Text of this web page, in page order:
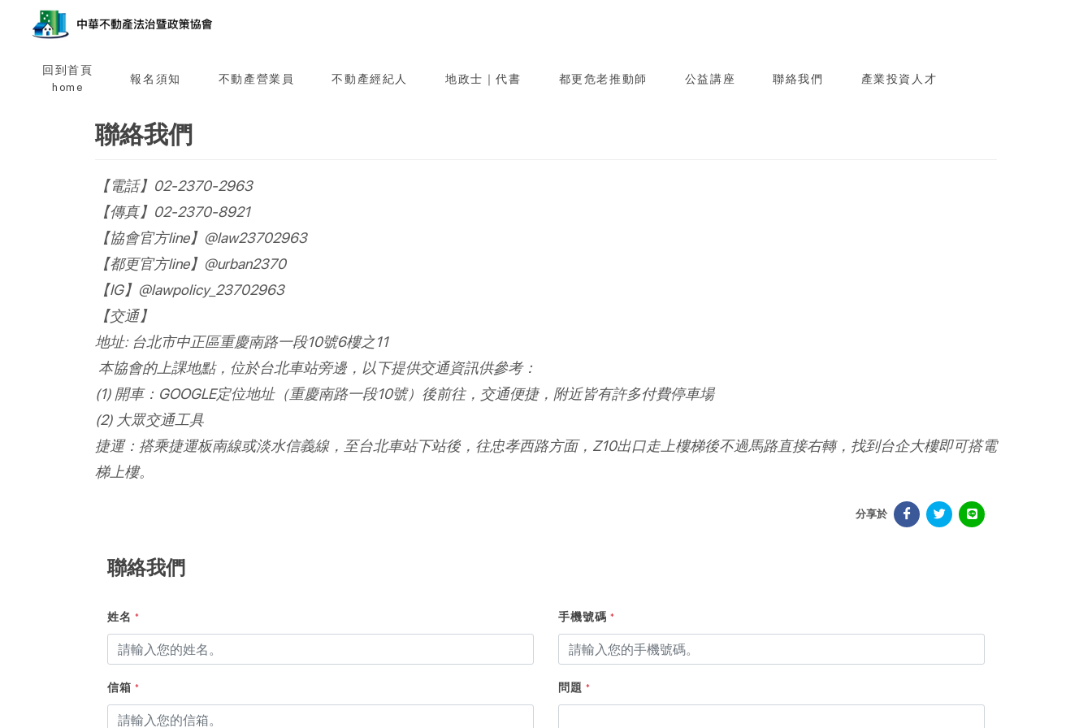
回到首頁
home
報名須知 不動產營業員 不動產經紀人 地政士｜代書 都更危老推動師 公益講座 聯絡我們 產業投資人才
聯絡我們
【電話】02-2370-2963
【傳真】02-2370-8921
【協會官方line】@law23702963
【都更官方line】@urban2370
【IG】@lawpolicy_23702963
【交通】
地址: 台北市中正區重慶南路一段10號6樓之11
本協會的上課地點，位於台北車站旁邊，以下提供交通資訊供參考：
(1) 開車：GOOGLE定位地址（重慶南路一段10號）後前往，交通便捷，附近皆有許多付費停車場
(2) 大眾交通工具
捷運：搭乘捷運板南線或淡水信義線，至台北車站下站後，往忠孝西路方面，Z10出口走上樓梯後不過馬路直接右轉，找到台企大樓即可搭電
梯上樓。
分享於
聯絡我們
姓名 * 手機號碼 *
信箱 * 問題 *